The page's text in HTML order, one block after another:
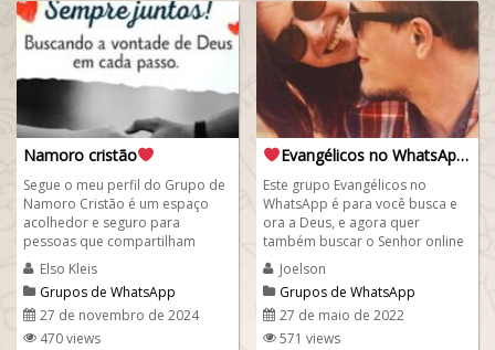
Namoro cristão
Segue o meu perfil do Grupo de
Namoro Cristão é um espaço
acolhedor e seguro para
pessoas que compartilham
valores cristãos e buscam
construir...
Elso Kleis
Grupos de WhatsApp
evangélicos
27 de novembro de 2024
470 views
Evangélicos no WhatsApp
Este grupo Evangélicos no
WhatsApp é para você busca e
ora a Deus, e agora quer
também buscar o Senhor online
pelo whatsapp. O foco do nosso
WhatsApp é...
Joelson
Grupos de WhatsApp
evangélicos
27 de maio de 2022
571 views